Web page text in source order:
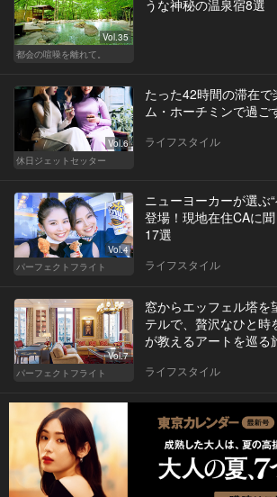
Vol.35
都会の喧噪を離れて。
うな神秘の温泉宿8選
Vol.6
休日ジェットセッター
たった42時間の滞在
ム・ホーチミンで過ご
ライフスタイル
Vol.4
パーフェクトフライト
ニューヨーカーが選ぶ
登場！現地在住CAに
17選
ライフスタイル
Vol.7
パーフェクトフライト
窓からエッフェル塔を
テルで、贅沢なひと時
が教えるアートを巡る
ライフスタイル